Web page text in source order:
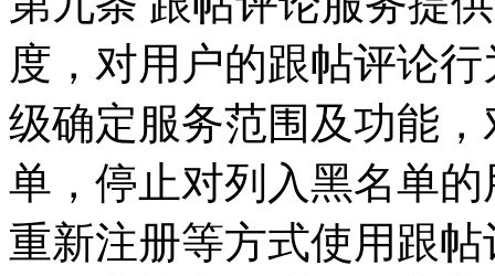
度，对用户的跟帖评论
级确定服务范围及功能
单，停止对列入黑名单
重新注册等方式使用跟